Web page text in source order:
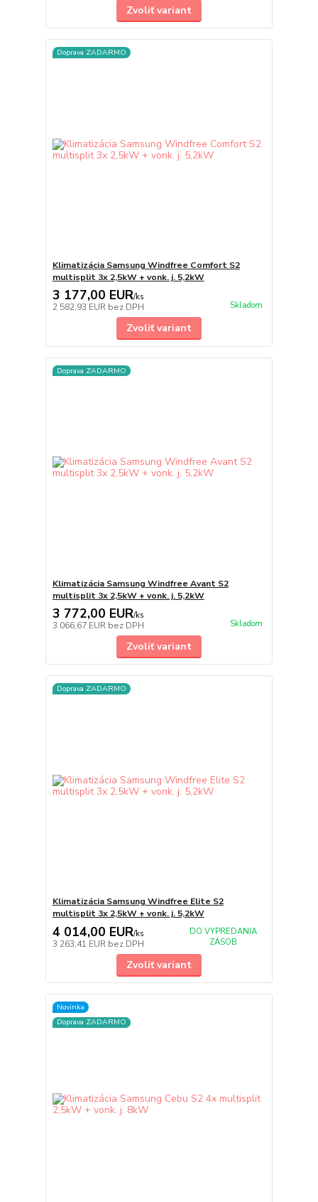
Zvoliť variant
Doprava ZADARMO
Klimatizácia Samsung Windfree Comfort S2
multisplit 3x 2,5kW + vonk. j. 5,2kW
3 177,00 EUR/ks
2 582,93 EUR bez DPH Skladom
Zvoliť variant
Doprava ZADARMO
Klimatizácia Samsung Windfree Avant S2
multisplit 3x 2,5kW + vonk. j. 5,2kW
3 772,00 EUR/ks
3 066,67 EUR bez DPH Skladom
Zvoliť variant
Doprava ZADARMO
Klimatizácia Samsung Windfree Elite S2
multisplit 3x 2,5kW + vonk. j. 5,2kW
4 014,00 EUR/ks
3 263,41 EUR bez DPH
DO VYPREDANIA
ZÁSOB
Zvoliť variant
Novinka
Doprava ZADARMO